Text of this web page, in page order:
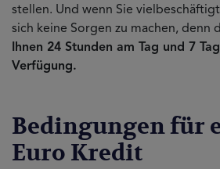
stellen. Und wenn Sie
sich keine Sorgen zu machen, denn
Ihnen 24 Stunden am Tag und 7
Verfügung.
Bedingungen für
Euro Kredit